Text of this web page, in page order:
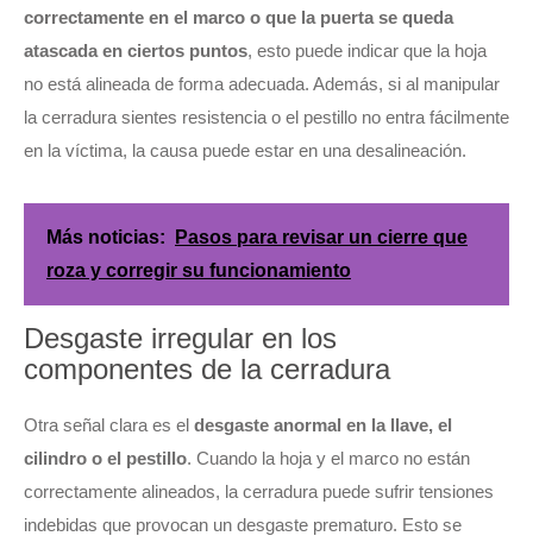
correctamente en el marco o que la puerta se queda
atascada en ciertos puntos, esto puede indicar que la hoja
no está alineada de forma adecuada. Además, si al manipular
la cerradura sientes resistencia o el pestillo no entra fácilmente
en la víctima, la causa puede estar en una desalineación.
Más noticias:
Pasos para revisar un cierre que
roza y corregir su funcionamiento
Desgaste irregular en los
componentes de la cerradura
Otra señal clara es el desgaste anormal en la llave, el
cilindro o el pestillo. Cuando la hoja y el marco no están
correctamente alineados, la cerradura puede sufrir tensiones
indebidas que provocan un desgaste prematuro. Esto se